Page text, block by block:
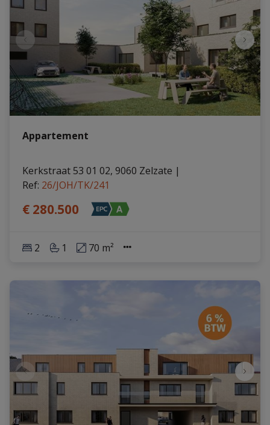
Appartement
Kerkstraat 53 01 02, 9060 Zelzate |
Ref: 26/JOH/TK/241
€ 280.500
2 1 70 m²